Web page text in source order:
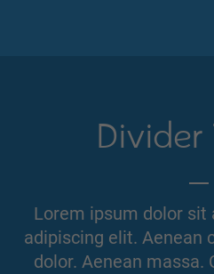
Lorem ipsum dolor sit
adipiscing elit. Aenean
dolor. Aenean massa.